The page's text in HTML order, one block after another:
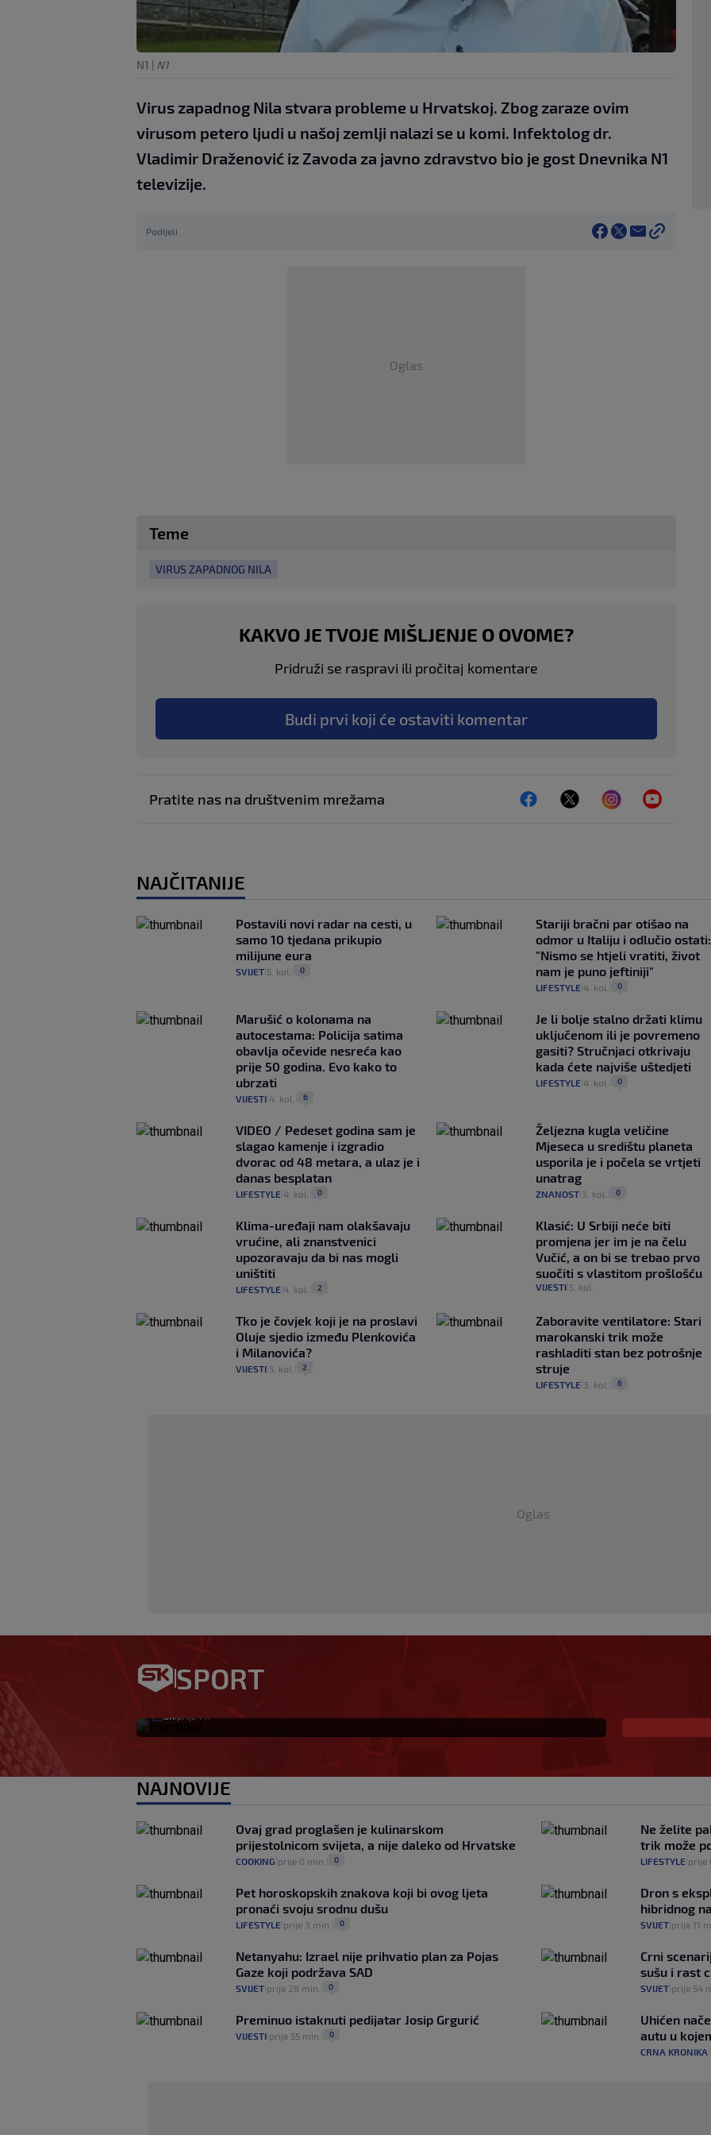
N1 | N1
Virus zapadnog Nila stvara probleme u Hrvatskoj. Zbog zaraze ovim
virusom petero ljudi u našoj zemlji nalazi se u komi. Infektolog dr.
Vladimir Draženović iz Zavoda za javno zdravstvo bio je gost Dnevnika N1
televizije.
Podijeli
Oglas
Teme
VIRUS ZAPADNOG NILA
KAKVO JE TVOJE MIŠLJENJE O OVOME?
Pridruži se raspravi ili pročitaj komentare
Budi prvi koji će ostaviti komentar
Pratite nas na društvenim mrežama
NAJČITANIJE
Postavili novi radar na cesti, u
samo 10 tjedana prikupio
milijune eura
SVIJET 5. kol. 0
Stariji bračni par otišao na
odmor u Italiju i odlučio ostati:
"Nismo se htjeli vratiti, život
nam je puno jeftiniji"
LIFESTYLE| 4. kol. 0
Marušić o kolonama na
autocestama: Policija satima
obavlja očevide nesreća kao
prije 50 godina. Evo kako to
ubrzati
VIJESTI 4. kol. 6
Je li bolje stalno držati klimu
uključenom ili je povremeno
gasiti? Stručnjaci otkrivaju
kada ćete najviše uštedjeti
LIFESTYLE| 4. kol. 0
VIDEO / Pedeset godina sam je
slagao kamenje i izgradio
dvorac od 48 metara, a ulaz je i
danas besplatan
LIFESTYLE 4. kol. 0
Željezna kugla veličine
Mjeseca u središtu planeta
usporila je i počela se vrtjeti
unatrag
ZNANOST| 3. kol. 0
Klima-uređaji nam olakšavaju
vrućine, ali znanstvenici
upozoravaju da bi nas mogli
uništiti
LIFESTYLE 4. kol. 2
Klasić: U Srbiji neće biti
promjena jer im je na čelu
Vučić, a on bi se trebao prvo
suočiti s vlastitom prošlošću
VIJESTI| 5. kol.
Tko je čovjek koji je na proslavi
Oluje sjedio između Plenkovića
i Milanovića?
VIJESTI 5. kol. 2
Zaboravite ventilatore: Stari
marokanski trik može
rashladiti stan bez potrošnje
struje
LIFESTYLE| 3. kol. 6
Oglas
SPORT
Jagušić u misiji ulaska među Vatrene,
opet je postigao pogodak za
Panathinaikos!
SK prije 1 h
NAJNOVIJE
Ovaj grad proglašen je kulinarskom
prijestolnicom svijeta, a nije daleko od Hrvatske
COOKING prije 0 min. 0
Ne želite
trik može
LIFESTYLE prije
Pet horoskopskih znakova koji bi ovog ljeta
pronaći svoju srodnu dušu
LIFESTYLE prije 3 min. 0
Dron s
hibridnog
SVIJET prije 11
Netanyahu: Izrael nije prihvatio plan za Pojas
Gaze koji podržava SAD
SVIJET prije 28 min. 0
Crni
sušu i rast
SVIJET prije 54
Preminuo istaknuti pedijatar Josip Grgurić
VIJESTI prije 55 min. 0
Uhićen
autu u
CRNA KRONIKA